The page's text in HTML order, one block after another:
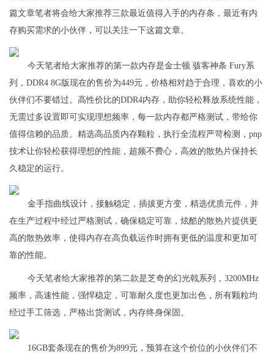
篇文章笔者将会给大家推荐三款最近值得入手的内存条，最近有内
存购买需求的小伙伴，可以关注一下这篇文章。
今天笔者给大家推荐的第一款内存是金士顿 骇客神条 Fury系
列，DDR4 8G版现在的售价为449元，价格相对趋于合理，喜欢的小
伙伴们不要错过。高性价比的DDR4内存，助你轻松释放系统性能，
无需过多设置即可实现理想频率，每一款内存都严格测试，带给你
值得信赖的品质。精选高品质内存颗粒，执行全流程严苛检测，pnp
技术让你轻松获得理想的性能，超频不费心，高效的散热片保持长
久稳定的运行。
金手指曲线设计，接触稳定，插拔更方变，精选优质元件，并
在生产过程中经过严格测试，确保稳定可靠，炫酷的散热片提供更
高的散热效率，使得内存在高负载运作时拥有更低的温度和更加可
靠的性能。
今天笔者给大家推荐的第二款是芝奇的幻光戟系列，3200MHz
频率，高速性能，强悍稳定，可靠耐久度也更加出色，所有颗粒均
经过手工筛选，严格出货测试，内存终身保固。
16GB套条现在的售价为899元，预算在这个价位的小伙伴们不